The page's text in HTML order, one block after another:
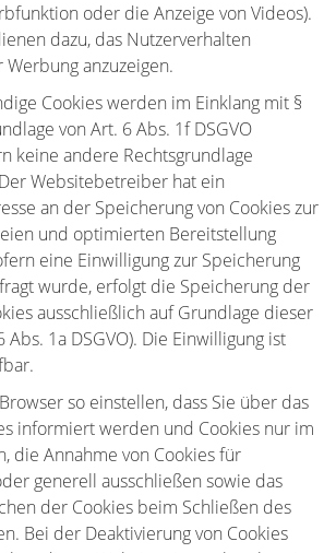
oder die Anzeige von Videos).
dazu, das Nutzerverhalten
anzuzeigen.
Cookies werden im Einklang mit §
von Art. 6 Abs. 1f DSGVO
keine andere Rechtsgrundlage
Websitebetreiber hat ein
an der Speicherung von Cookies zur
und optimierten Bereitstellung
eine Einwilligung zur Speicherung
wurde, erfolgt die Speicherung der
ausschließlich auf Grundlage dieser
Abs. 1a DSGVO). Die Einwilligung ist
so einstellen, dass Sie über das
informiert werden und Cookies nur im
die Annahme von Cookies für
generell ausschließen sowie das
der Cookies beim Schließen des
Bei der Deaktivierung von Cookies